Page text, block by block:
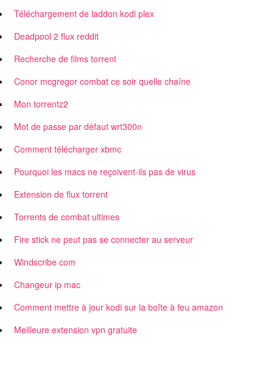
Téléchargement de laddon kodi plex
Deadpool 2 flux reddit
Recherche de films torrent
Conor mcgregor combat ce soir quelle chaîne
Mon torrentz2
Mot de passe par défaut wrt300n
Comment télécharger xbmc
Pourquoi les macs ne reçoivent-ils pas de virus
Extension de flux torrent
Torrents de combat ultimes
Fire stick ne peut pas se connecter au serveur
Windscribe com
Changeur ip mac
Comment mettre à jour kodi sur la boîte à feu amazon
Meilleure extension vpn gratuite